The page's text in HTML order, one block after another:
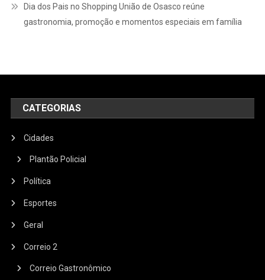
Dia dos Pais no Shopping União de Osasco reúne
gastronomia, promoção e momentos especiais em família
CATEGORIAS
Cidades
Plantão Policial
Política
Esportes
Geral
Correio 2
Correio Gastronômico